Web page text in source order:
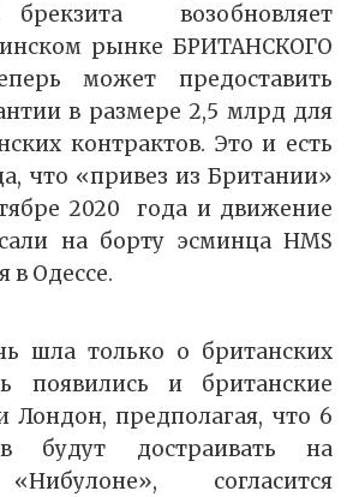
брекзита возобновляет
рынке БРИТАНСКОГО
может предоставить
в размере 2,5 млрд для
контрактов. Это и есть
что «привез из Британии»
2020 года и движение
на борту эсминца HMS
в Одессе.
шла только о британских
появились и британские
Лондон, предполагая, что 6
будут достраивать на
согласится